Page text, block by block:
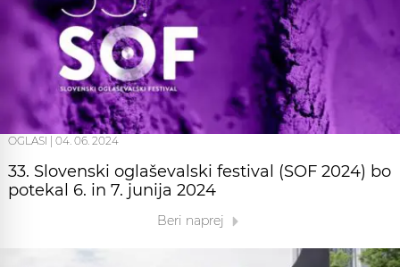
OGLASI | 04. 06. 2024
33. Slovenski oglaševalski festival (SOF 2024) bo
potekal 6. in 7. junija 2024
Beri naprej